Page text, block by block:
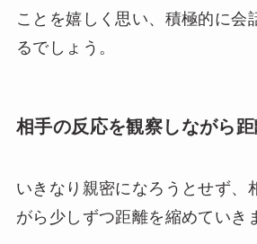
ことを嬉しく思い、積極的に会
るでしょう。
相手の反応を観察しながら
いきなり親密になろうとせず、
がら少しずつ距離を縮めていき